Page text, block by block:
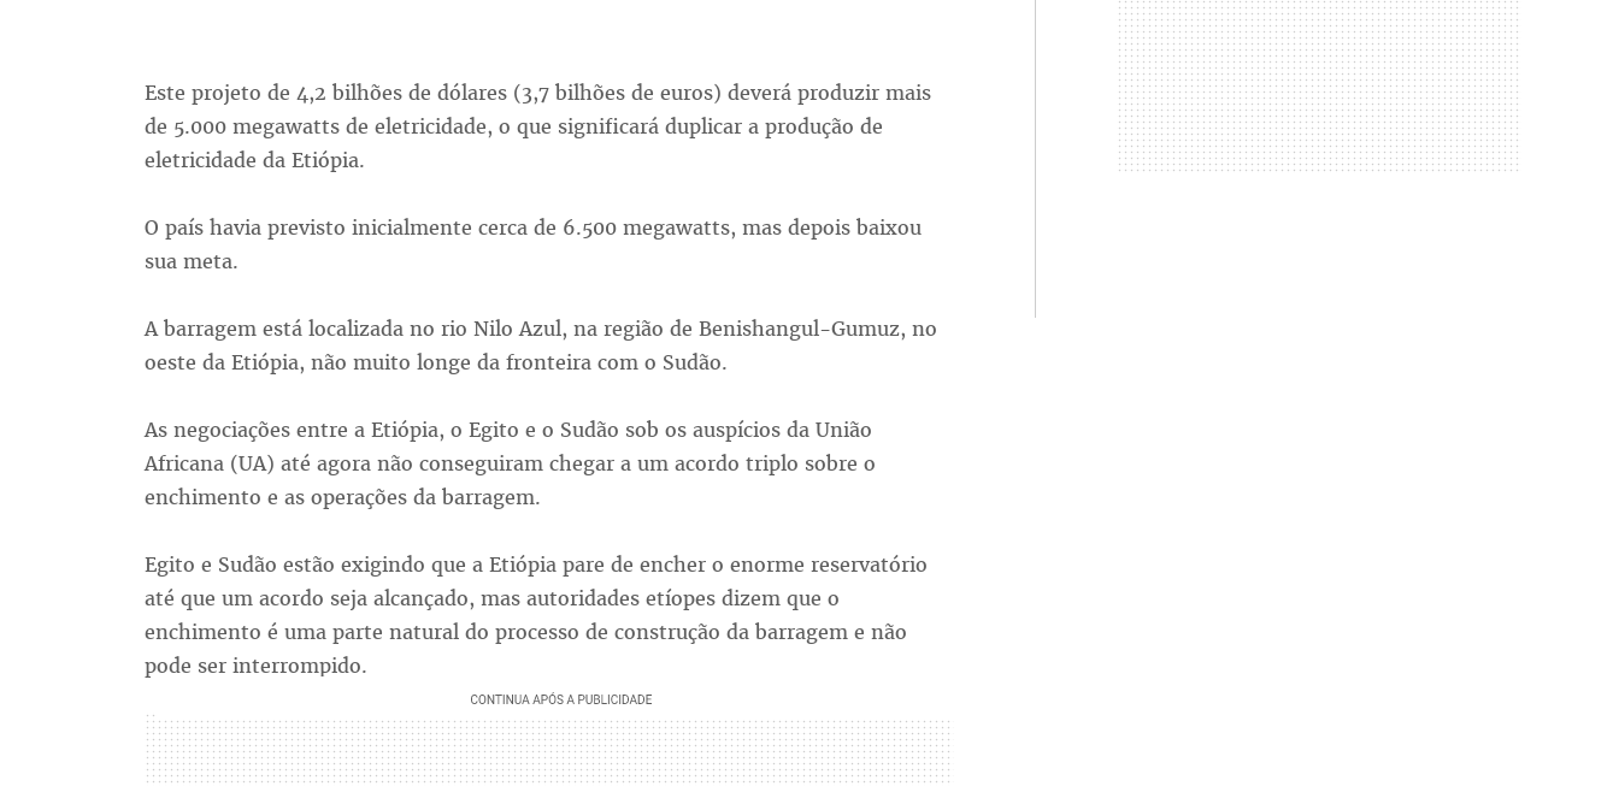
Este projeto de 4,2 bilhões de dólares (3,7 bilhões de euros) deverá produzir mais
de 5.000 megawatts de eletricidade, o que significará duplicar a produção de
eletricidade da Etiópia.
O país havia previsto inicialmente cerca de 6.500 megawatts, mas depois baixou
sua meta.
A barragem está localizada no rio Nilo Azul, na região de Benishangul-Gumuz, no
oeste da Etiópia, não muito longe da fronteira com o Sudão.
As negociações entre a Etiópia, o Egito e o Sudão sob os auspícios da União
Africana (UA) até agora não conseguiram chegar a um acordo triplo sobre o
enchimento e as operações da barragem.
Egito e Sudão estão exigindo que a Etiópia pare de encher o enorme reservatório
até que um acordo seja alcançado, mas autoridades etíopes dizem que o
enchimento é uma parte natural do processo de construção da barragem e não
pode ser interrompido.